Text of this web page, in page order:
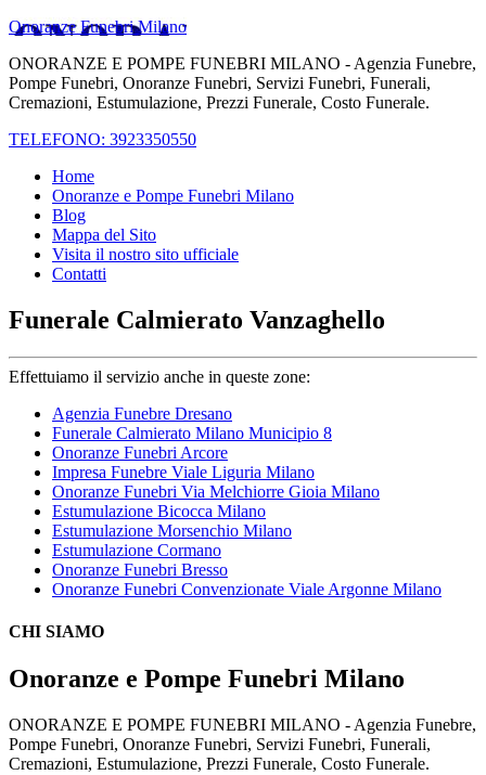
Onoranze Funebri Milano
ONORANZE E POMPE FUNEBRI MILANO - Agenzia Funebre,
Pompe Funebri, Onoranze Funebri, Servizi Funebri, Funerali,
Cremazioni, Estumulazione, Prezzi Funerale, Costo Funerale.
TELEFONO: 3923350550
Home
Onoranze e Pompe Funebri Milano
Blog
Mappa del Sito
Visita il nostro sito ufficiale
Contatti
Funerale Calmierato Vanzaghello
Effettuiamo il servizio anche in queste zone:
Agenzia Funebre Dresano
Funerale Calmierato Milano Municipio 8
Onoranze Funebri Arcore
Impresa Funebre Viale Liguria Milano
Onoranze Funebri Via Melchiorre Gioia Milano
Estumulazione Bicocca Milano
Estumulazione Morsenchio Milano
Estumulazione Cormano
Onoranze Funebri Bresso
Onoranze Funebri Convenzionate Viale Argonne Milano
CHI SIAMO
Onoranze e Pompe Funebri Milano
ONORANZE E POMPE FUNEBRI MILANO - Agenzia Funebre,
Pompe Funebri, Onoranze Funebri, Servizi Funebri, Funerali,
Cremazioni, Estumulazione, Prezzi Funerale, Costo Funerale.